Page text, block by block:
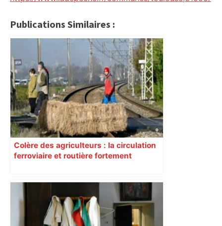
Publications Similaires :
Colère des agriculteurs : la circulation
ferroviaire et routière fortement